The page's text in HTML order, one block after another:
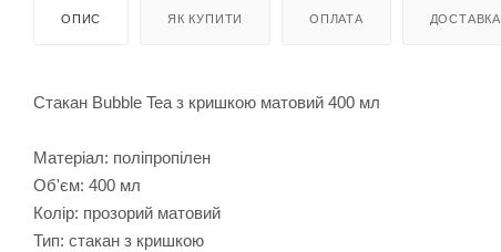
ОПИС ЯК КУПИТИ ОПЛАТА ДОСТАВКА
Стакан Bubble Tea з кришкою матовий 400 мл
Матеріал: поліпропілен
Об'єм: 400 мл
Колір: прозорий матовий
Тип: стакан з кришкою